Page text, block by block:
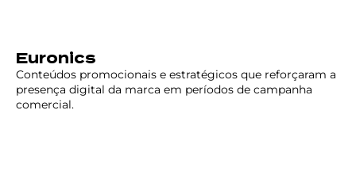
Euronics
Conteúdos promocionais e estratégicos que reforçaram a
presença digital da marca em períodos de campanha
comercial.